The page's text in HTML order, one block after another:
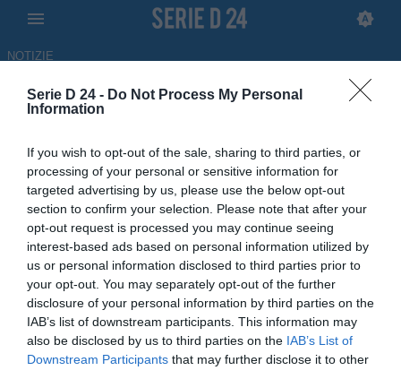
Serie D 24 - Do Not Process My Personal
Information
If you wish to opt-out of the sale, sharing to third parties, or
processing of your personal or sensitive information for
targeted advertising by us, please use the below opt-out
section to confirm your selection. Please note that after your
opt-out request is processed you may continue seeing
interest-based ads based on personal information utilized by
us or personal information disclosed to third parties prior to
your opt-out. You may separately opt-out of the further
disclosure of your personal information by third parties on the
IAB’s list of downstream participants. This information may
also be disclosed by us to third parties on the IAB’s List of
Downstream Participants that may further disclose it to other
NOTIZIE
Martina, De Angelis: "Siamo
stati sfortunati nelle partite
cruciali"
14.05.2026 13:08 di Gabriele Mafrica
Il difensore golaedor del Martina, Roberto De Angelis, è intervenuto
ai microfoni di Antenna Sud, parlando della regular season e dei
playoff in corso